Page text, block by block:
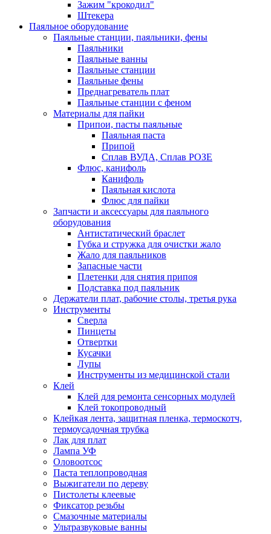
Зажим "крокодил"
Штекера
Паяльное оборудование
Паяльные станции, паяльники, фены
Паяльники
Паяльные ванны
Паяльные станции
Паяльные фены
Преднагреватель плат
Паяльные станции с феном
Материалы для пайки
Припои, пасты паяльные
Паяльная паста
Припой
Сплав ВУДА, Сплав РОЗЕ
Флюс, канифоль
Канифоль
Паяльная кислота
Флюс для пайки
Запчасти и аксессуары для паяльного
оборудования
Антистатический браслет
Губка и стружка для очистки жало
Жало для паяльников
Запасные части
Плетенки для снятия припоя
Подставка под паяльник
Держатели плат, рабочие столы, третья рука
Инструменты
Сверла
Пинцеты
Отвертки
Кусачки
Лупы
Инструменты из медицинской стали
Клей
Клей для ремонта сенсорных модулей
Клей токопроводный
Клейкая лента, защитная пленка, термоскотч,
термоусадочная трубка
Лак для плат
Лампа УФ
Оловоотсос
Паста теплопроводная
Выжигатели по дереву
Пистолеты клеевые
Фиксатор резьбы
Смазочные материалы
Ультразвуковые ванны